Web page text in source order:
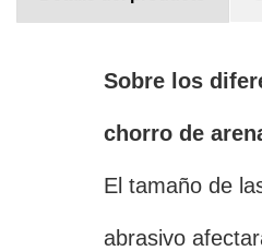
Sobre los
chorro de
El tamaño de
abrasivo